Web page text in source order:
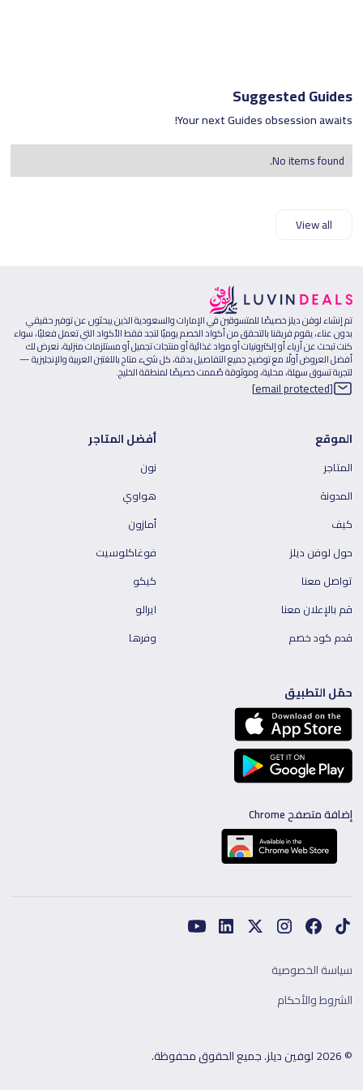
Suggested Guides
Your next Guides obsession awaits!
No items found.
View all
تم إنشاء لوفن ديلز خصيصًا للمتسوقين في الإمارات والسعودية الذين يبحثون عن توفير حقيقي
بدون عناء، يقوم فريقنا بالتحقق من أكواد الخصم يوميًا لتجد فقط الأكواد التي تعمل فعليًا، سواء
كنت تبحث عن أزياء أو إلكترونيات أو مواد غذائية أو منتجات تجميل أو مستلزمات منزلية، نعرض لك
أفضل العروض أولًا مع توضيح جميع التفاصيل بدقة، كل شيء متاح باللغتين العربية والإنجليزية —
لتجربة تسوق سهلة، محلية، وموثوقة صُممت خصيصًا لمنطقة الخليج.
[email protected]
الموقع
المتاجر
المدونة
كيف
حول لوفن ديلز
تواصل معنا
قم بالإعلان معنا
قدم كود خصم
أفضل المتاجر
نون
هواوي
أمازون
فوغاكلوسيت
كيكو
ايرالو
وفرها
حمّل التطبيق
إضافة متصفح Chrome
© 2026 لوفين ديلز. جميع الحقوق محفوظة.
سياسة الخصوصية
الشروط والأحكام